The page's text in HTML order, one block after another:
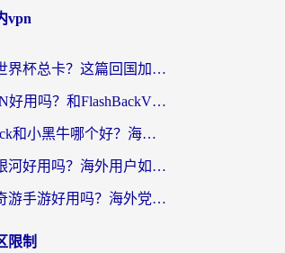
vpn
美国看世界杯总卡？这篇回国加速器指南帮你无缝刷国内资源（附苹果手机VPN设置步骤）
穿梭VPN好用吗？和FlashBackVPN对比哪个回国效果更好？
Quickback和小黑牛哪个好？海外党亲测指南，选对回国加速器秒回国内
迅游和银河好用吗？海外用户如何选择回国加速器实现无缝访问国内资源
穿梭和奇游手游好用吗？海外党亲测3款回国加速器，附蜜蜂加速器七天试用攻略
限制